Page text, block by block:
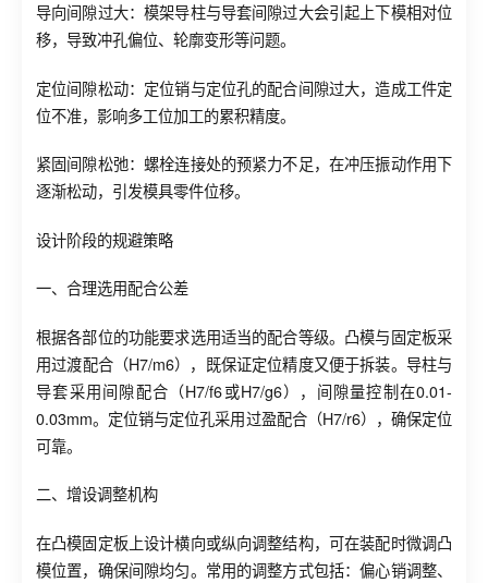
导向间隙过大：模架导柱与导套间隙过大会引起上下模相对位
移，导致冲孔偏位、轮廓变形等问题。
定位间隙松动：定位销与定位孔的配合间隙过大，造成工件定
位不准，影响多工位加工的累积精度。
紧固间隙松弛：螺栓连接处的预紧力不足，在冲压振动作用下
逐渐松动，引发模具零件位移。
设计阶段的规避策略
一、合理选用配合公差
根据各部位的功能要求选用适当的配合等级。凸模与固定板采
用过渡配合（H7/m6），既保证定位精度又便于拆装。导柱与
导套采用间隙配合（H7/f6或H7/g6），间隙量控制在0.01-
0.03mm。定位销与定位孔采用过盈配合（H7/r6），确保定位
可靠。
二、增设调整机构
在凸模固定板上设计横向或纵向调整结构，可在装配时微调凸
模位置，确保间隙均匀。常用的调整方式包括：偏心销调整、